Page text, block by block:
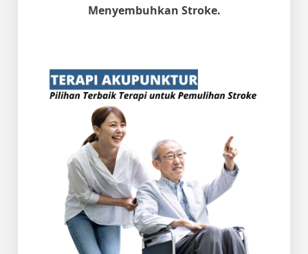
Menyembuhkan Stroke.